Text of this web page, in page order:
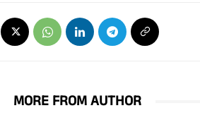
MORE FROM AUTHOR